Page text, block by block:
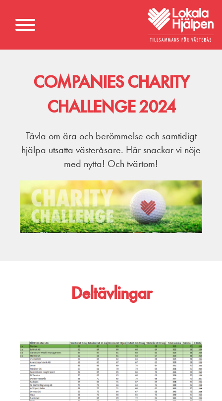
COMPANIES CHARITY
CHALLENGE 2024
Tävla om ära och berömmelse och samtidigt
hjälpa utsatta västeråsare. Här snackar vi nöje
med nytta! Och tvärtom!
Deltävlingar